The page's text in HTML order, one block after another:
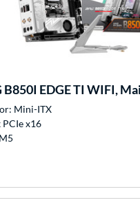
B850I EDGE TI WIFI,
Mini-ITX
x16